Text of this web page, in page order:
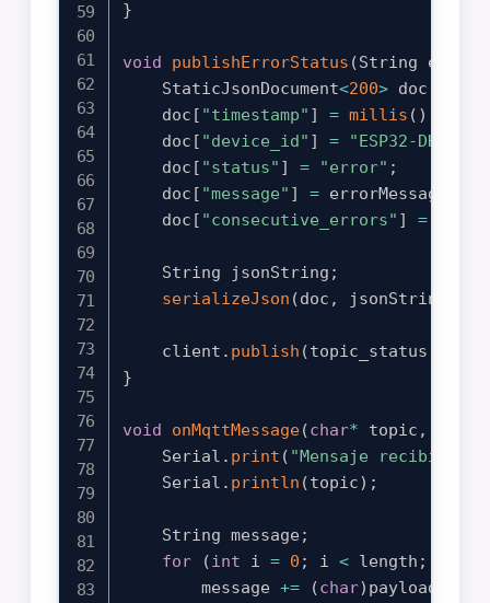
}
void publishErrorStatus (String
    StaticJsonDocument
<200> doc
    doc
[ "timestamp" ] = millis ( )
    doc
[ "device_id" ] =
"ESP32-DHT11-
    doc
[ "status" ] = "error" ;
    doc
[ "message" ] = errorMessage
    doc
[ "consecutive_errors" ] =
    String jsonString
;
serializeJson (doc , jsonString
    client
. publish (topic_status
}
void onMqttMessage(char* topic ,
    Serial
. print ( "Mensaje recibido
    Serial
. println (topic) ;
    String message
;
for
(int i = 0 ; i < length ;
        message
+= (char) payload